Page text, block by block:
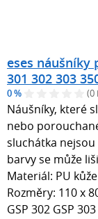
eses náušníky
301 302 303
0 % (0
Náušníky, které
nebo
sluchátka nejsou
barvy se může
Materiál: PU
Rozměry: 110 x
GSP 302 GSP